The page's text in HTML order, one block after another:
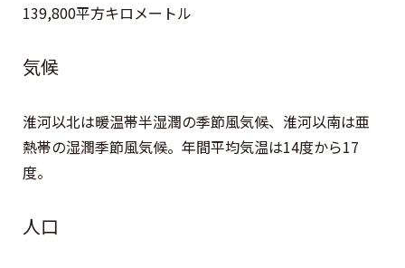
139,800平方キロメートル
気候
淮河以北は暖温帯半湿潤の季節風気候、淮河以南は亜
熱帯の湿潤季節風気候。年間平均気温は14度から17
度。
人口